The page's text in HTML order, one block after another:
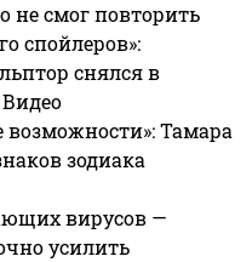
не смог повторить
спойлеров»:
снялся в
возможности»: Тамара
зодиака
вирусов —
усилить